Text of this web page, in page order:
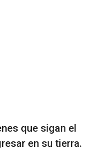
que sigan el
en su tierra.